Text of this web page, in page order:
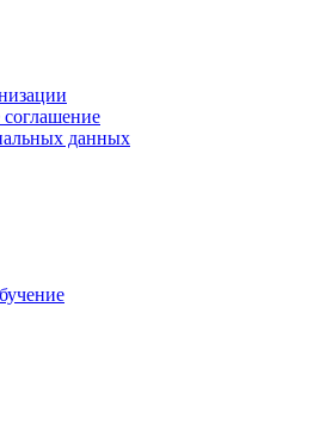
соглашение
данных